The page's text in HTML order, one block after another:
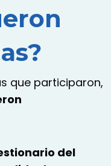
que participaron,
del